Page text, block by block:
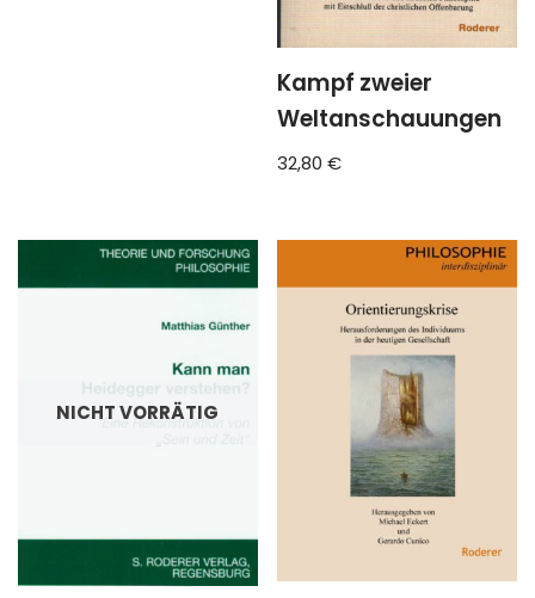
Kampf zweier
Weltanschauungen
32,80€
NICHT VORRÄTIG